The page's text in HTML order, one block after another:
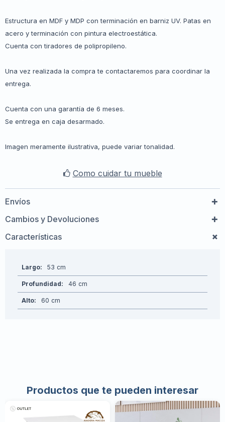
Estructura en MDF y MDP con terminación en barniz UV. Patas en
acero y terminación con pintura electroestática.
Cuenta con tiradores de polipropileno.
Una vez realizada la compra te contactaremos para coordinar la
entrega.
Cuenta con una garantía de 6 meses.
Se entrega en caja desarmado.
Imagen meramente ilustrativa, puede variar tonalidad.
Como cuidar tu mueble
Envíos
Cambios y Devoluciones
Características
Largo 53
Profundidad 46
Alto 60
Productos que te pueden interesar